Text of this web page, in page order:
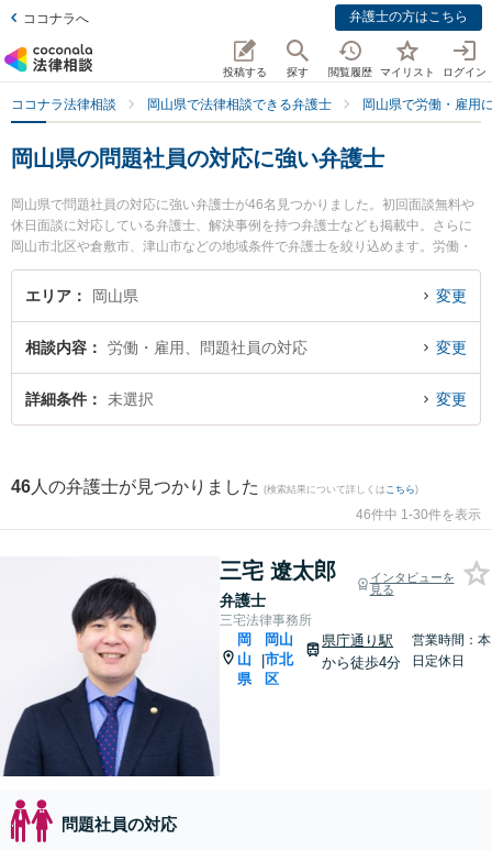
ココナラへ 弁護士の方はこちら
投稿する 探す 閲覧履歴 マイリスト ログイン
ココナラ法律相談 岡山県で法律相談できる弁護士 岡山県で労働・雇用
岡山県の問題社員の対応に強い弁護士
岡山県で問題社員の対応に強い弁護士が46名見つかりました。初回面談無料や
休日面談に対応している弁護士、解決事例を持つ弁護士なども掲載中。さらに
岡山市北区や倉敷市、津山市などの地域条件で弁護士を絞り込めます。労働・
雇用に関係する不当解雇や退職勧奨、内定取消等の細かな分野での絞り込み検
索もでき便利です。特に三宅法律事務所の三宅 遼太郎弁護士や葵綜合法律事務
た問題社員の対応のトラブルを今すぐに弁護士に相談したい』『問題社員の対
応のトラブル解決の実績豊富な近くの弁護士を検索したい』『初回相談無料で
問題社員の対応を法律相談できる岡山県内の弁護士に相談予約したい』などで
エリア 岡山県 変更
相談内容 労働・雇用、問題社員の対応 変更
詳細条件 未選択 変更
46 人の弁護士が見つかりました (検索結果について詳しくは こちら)
46件中 1-30件を表示
三宅 遼太郎
弁護士
インタビューを
見る
三宅法律事務所
岡
山
県
|
岡山
市北
区
県庁通り駅
から徒歩4分
営業時間：本
日定休日
問題社員の対応